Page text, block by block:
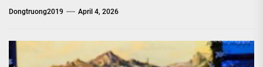
Dongtruong2019 April 4, 2026